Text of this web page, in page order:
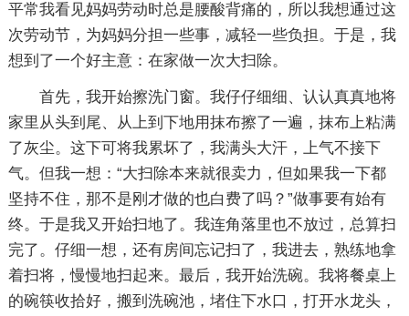
平常我看见妈妈劳动时总是腰酸背痛的，所以我想通过这
次劳动节，为妈妈分担一些事，减轻一些负担。于是，我
想到了一个好主意：在家做一次大扫除。
首先，我开始擦洗门窗。我仔仔细细、认认真真地将
家里从头到尾、从上到下地用抹布擦了一遍，抹布上粘满
了灰尘。这下可将我累坏了，我满头大汗，上气不接下
气。但我一想：“大扫除本来就很卖力，但如果我一下都
坚持不住，那不是刚才做的也白费了吗？”做事要有始有
终。于是我又开始扫地了。我连角落里也不放过，总算扫
完了。仔细一想，还有房间忘记扫了，我进去，熟练地拿
着扫将，慢慢地扫起来。最后，我开始洗碗。我将餐桌上
的碗筷收拾好，搬到洗碗池，堵住下水口，打开水龙头，